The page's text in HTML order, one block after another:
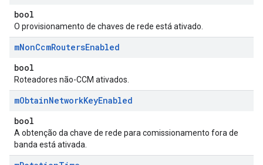
bool
O provisionamento de chaves de rede está ativado.
mNonCcmRoutersEnabled
bool
Roteadores não-CCM ativados.
mObtainNetworkKeyEnabled
bool
A obtenção da chave de rede para comissionamento fora de
banda está ativada.